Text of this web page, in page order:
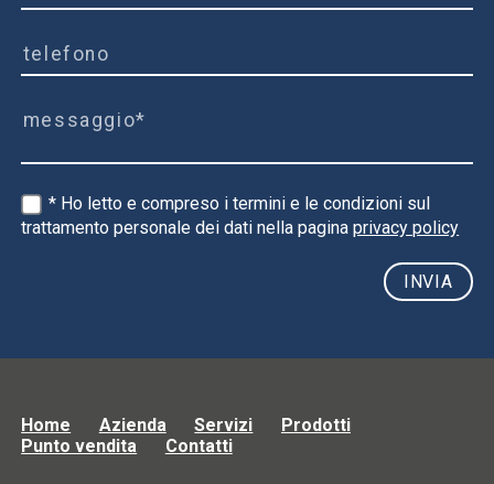
* Ho letto e compreso i termini e le condizioni sul
trattamento personale dei dati nella paginaprivacy policy
Home Azienda Servizi
Prodotti
Punto vendita
Contatti